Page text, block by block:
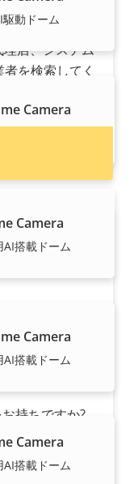
動ドーム
Camera
Camera
搭載ドーム
Camera
搭載ドーム
Camera
搭載ドーム
か?
店、システム
を検索してく
希望です
持ちですか?
リビューター
さい。